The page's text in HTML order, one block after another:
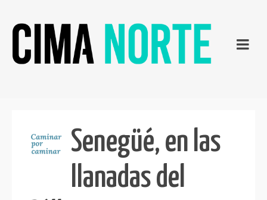
Senegüé, en las
llanadas del